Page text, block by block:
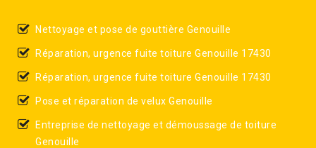
Nettoyage et pose de gouttière Genouille
Réparation, urgence fuite toiture Genouille 17430
Réparation, urgence fuite toiture Genouille 17430
Pose et réparation de velux Genouille
Entreprise de nettoyage et démoussage de toiture
Genouille